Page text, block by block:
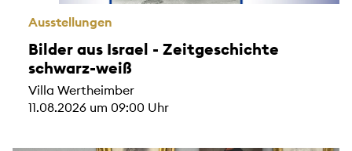
Ausstellungen
Bilder aus Israel - Zeitgeschichte
schwarz-weiß
Villa Wertheimber
11.08.2026 um 09:00 Uhr